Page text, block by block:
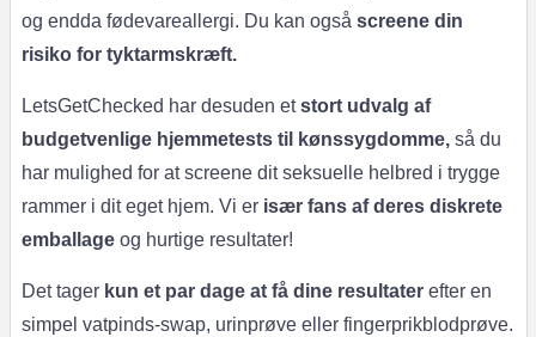
og endda fødevareallergi. Du kan ogsåscreene din
risiko for tyktarmskræft.
LetsGetChecked har desuden etstort udvalg af
budgetvenlige hjemmetests til kønssygdomme, så du
har mulighed for at screene dit seksuelle helbred i trygge
rammer i dit eget hjem. Vi er især fans af deres diskrete
emballage og hurtige resultater!
Det tager kun et par dage at få dine resultater efter en
simpel vatpinds-swap, urinprøve eller fingerprikblodprøve.